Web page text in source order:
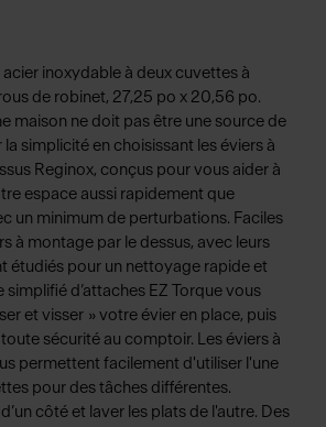
acier inoxydable à deux cuvettes à
de robinet, 27,25 po x 20,56 po.
maison ne doit pas être une source de
simplicité en choisissant les éviers à
Reginox, conçus pour vous aider à
espace aussi rapidement que
un minimum de perturbations. Faciles
à montage par le dessus, avec leurs
étudiés pour un nettoyage rapide et
simplifié d’attaches EZ Torque vous
et visser » votre évier en place, puis
sécurité au comptoir. Les éviers à
permettent facilement d'utiliser l'une
pour des tâches différentes.
côté et laver les plats de l'autre. Des